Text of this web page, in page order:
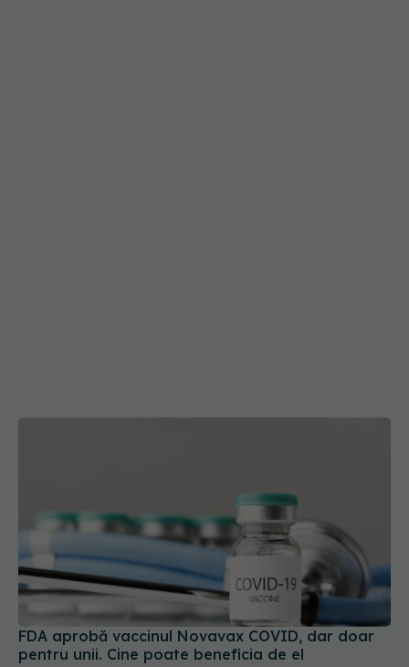
FDA aprobă vaccinul Novavax COVID, dar doar
pentru unii. Cine poate beneficia de el